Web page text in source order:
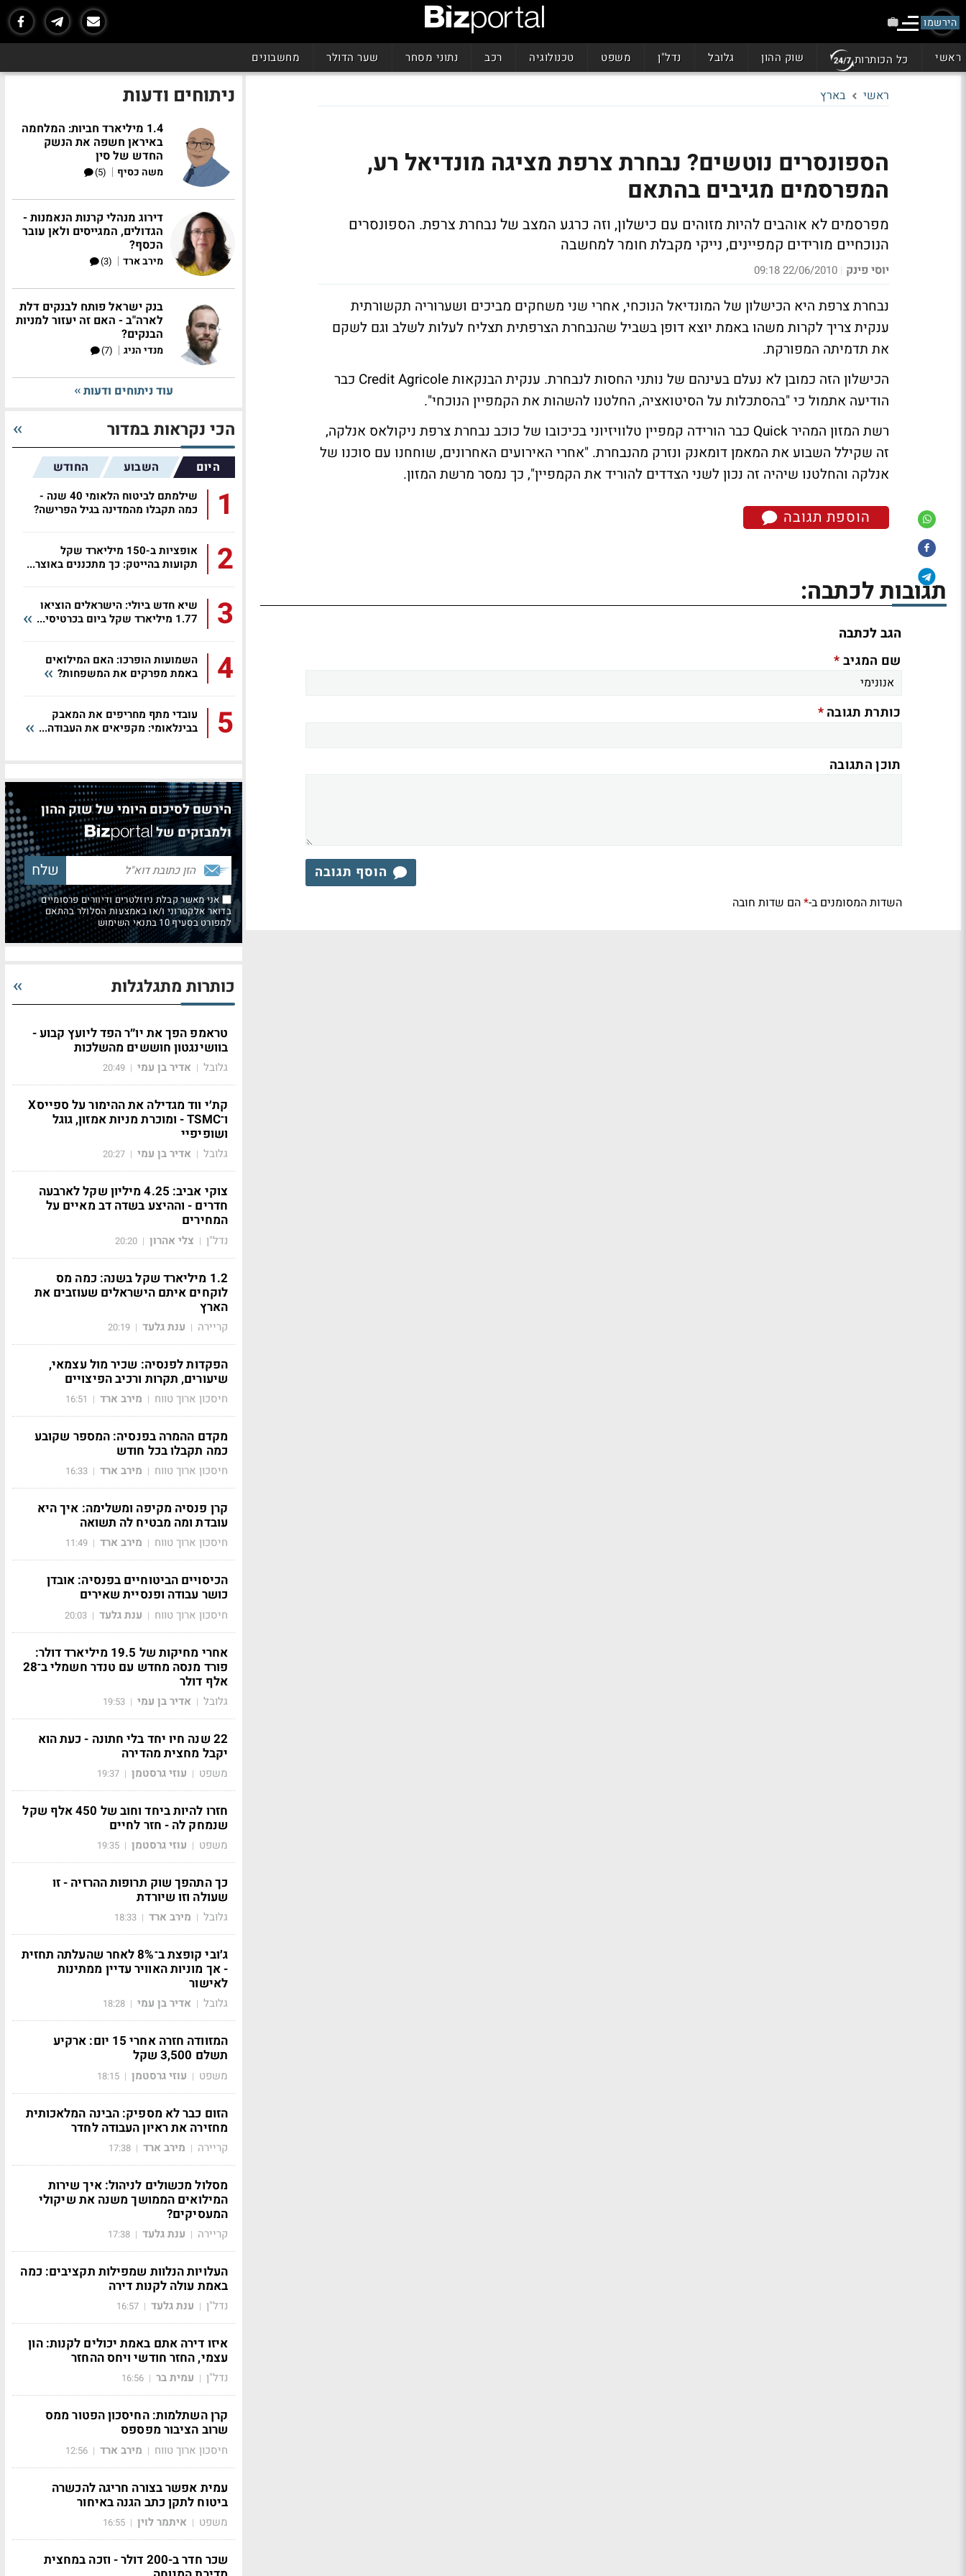
הירשמו
ראשי כל הכותרות שוק ההון גלובל נדל"ן משפט טכנולוגיה רכב נתוני מסחר שער הדולר מחשבונים
ראשי בארץ
הספונסרים נוטשים? נבחרת צרפת מציגה מונדיאל רע,
המפרסמים מגיבים בהתאם
מפרסמים לא אוהבים להיות מזוהים עם כישלון, וזה כרגע המצב של נבחרת צרפת. הספונסרים
הנוכחיים מורידים קמפיינים, נייקי מקבלת חומר למחשבה
יוסי פינק |
22/06/2010 09:18
נבחרת צרפת היא הכישלון של המונדיאל הנוכחי, אחרי שני משחקים מביכים ושערוריה תקשורתית
ענקית צריך לקרות משהו באמת יוצא דופן בשביל שהנבחרת הצרפתית תצליח לעלות לשלב וגם לשקם
את תדמיתה המפורקת.
הכישלון הזה כמובן לא נעלם בעינהם של נותני החסות לנבחרת. ענקית הבנקאות Credit Agricole כבר
הודיעה אתמול כי "בהסתכלות על הסיטואציה, החלטנו להשהות את הקמפיין הנוכחי".
רשת המזון המהיר Quick כבר הורידה קמפיין טלוויזיוני בכיכובו של כוכב נבחרת צרפת ניקולאס אנלקה,
זה שקילל השבוע את המאמן דומאנק ונזרק מהנבחרת. "אחרי האירועים האחרונים, שוחחנו עם סוכנו של
אנלקה והחלטנו שיהיה זה נכון לשני הצדדים להוריד את הקמפיין", כך נמסר מרשת המזון.
הוספת תגובה
תגובות לכתבה:
הגב לכתבה
שם המגיב*
כותרת תגובה*
תוכן התגובה
הוסף תגובה
השדות המסומנים ב-*הם שדות חובה
ניתוחים ודעות
1.4 מיליארד חביות: המלחמה
באיראן חשפה את הנשק
החדש של סין
משה כסיף |
(5)
דירוג מנהלי קרנות הנאמנות -
הגדולים, המגייסים ולאן עובר
הכסף?
מירב ארד |
(3)
בנק ישראל פותח לבנקים דלת
לארה"ב - האם זה יעזור למניות
הבנקים?
מנדי הניג |
(7)
עוד ניתוחים ודעות
הכי נקראות במדור
היום השבוע החודש
1
שילמתם לביטוח הלאומי 40 שנה -
כמה תקבלו מהמדינה בגיל הפרישה?
2
אופציות ב-150 מיליארד שקל
תקועות בהייטק: כך מתכננים באוצר...
3
שיא חדש ביולי: הישראלים הוציאו
1.77 מיליארד שקל ביום בכרטיסי...
4
השמועות הופרכו: האם המילואים
באמת מפרקים את המשפחות?
5
עובדי מתף מחריפים את המאבק
בבינלאומי: מקפיאים את העבודה...
הירשם לסיכום היומי של שוק ההון
ולמבזקים של
אני מאשר קבלת ניוזלטרים ודיוורים פרסומיים
בדואר אלקטרוני ו/או באמצעות הסלולר בהתאם
למפורט בסעיף 10 בתנאי השימוש
כותרות מתגלגלות
טראמפ הפך את יו״ר הפד ליועץ קבוע -
בוושינגטון חוששים מהשלכות
גלובל | אדיר בן עמי |
20:49
קת׳י ווד מגדילה את ההימור על ספייסX
ו־TSMC - ומוכרת מניות אמזון, גוגל
ושופיפיי
גלובל | אדיר בן עמי |
20:27
צוקי אביב: 4.25 מיליון שקל לארבעה
חדרים - וההיצע בשדה דב מאיים על
המחירים
נדל"ן | צלי אהרון |
20:20
1.2 מיליארד שקל בשנה: כמה מס
לוקחים איתם הישראלים שעוזבים את
הארץ
קריירה | ענת גלעד |
20:19
הפקדות לפנסיה: שכיר מול עצמאי,
שיעורים, תקרות ורכיב הפיצויים
חיסכון ארוך טווח | מירב ארד |
16:51
מקדם ההמרה בפנסיה: המספר שקובע
כמה תקבלו בכל חודש
חיסכון ארוך טווח | מירב ארד |
16:33
קרן פנסיה מקיפה ומשלימה: איך היא
עובדת ומה מבטיח לה תשואה
חיסכון ארוך טווח | מירב ארד |
11:49
הכיסויים הביטוחיים בפנסיה: אובדן
כושר עבודה ופנסיית שאירים
חיסכון ארוך טווח | ענת גלעד |
20:03
אחרי מחיקות של 19.5 מיליארד דולר:
פורד מנסה מחדש עם טנדר חשמלי ב־28
אלף דולר
גלובל | אדיר בן עמי |
19:53
22 שנה חיו יחד בלי חתונה - כעת הוא
יקבל מחצית מהדירה
משפט | עוזי גרסטמן |
19:37
חזרו להיות ביחד וחוב של 450 אלף שקל
שנמחק לה - חזר לחיים
משפט | עוזי גרסטמן |
19:35
כך התהפך שוק תרופות ההרזיה - זו
שעולה וזו שיורדת
גלובל | מירב ארד |
18:33
ג׳ובי קופצת ב־8% לאחר שהעלתה תחזית
- אך מוניות האוויר עדיין ממתינות
לאישור
גלובל | אדיר בן עמי |
18:28
המזוודה חזרה אחרי 15 יום: ארקיע
תשלם 3,500 שקל
משפט | עוזי גרסטמן |
18:15
הזום כבר לא מספיק: הבינה המלאכותית
מחזירה את ראיון העבודה לחדר
קריירה | מירב ארד |
17:38
מסלול מכשולים לניהול: איך שירות
המילואים הממושך משנה את שיקולי
המעסיקים?
קריירה | ענת גלעד |
17:38
העלויות הנלוות שמפילות תקציבים: כמה
באמת עולה לקנות דירה
נדל"ן | ענת גלעד |
16:57
איזו דירה אתם באמת יכולים לקנות: הון
עצמי, החזר חודשי ויחס ההחזר
נדל"ן | עמית בר |
16:56
קרן השתלמות: החיסכון הפטור ממס
שרוב הציבור מפספס
חיסכון ארוך טווח | מירב ארד |
12:56
עמית אפשר בצורה חריגה להכשרה
ביטוח לתקן כתב הגנה באיחור
משפט | איתמר לוין |
16:55
שכר חדר ב-200 דולר - וזכה במחצית